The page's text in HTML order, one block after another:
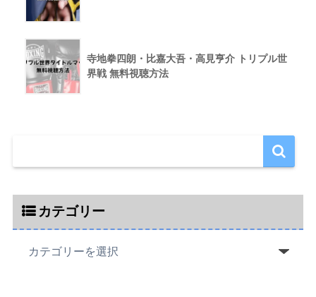
寺地拳四朗・比嘉大吾・高見亨介 トリプル世
界戦 無料視聴方法
カテゴリー